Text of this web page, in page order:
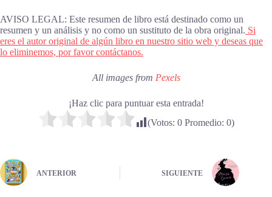
AVISO LEGAL: Este resumen de libro está destinado como un
resumen y un análisis y no como un sustituto de la obra original. Si
eres el autor original de algún libro en nuestro sitio web y deseas que
lo eliminemos, por favor contáctanos.
All images from Pexels
¡Haz clic para puntuar esta entrada!
(Votos: 0Promedio: 0)
ANTERIOR SIGUIENTE